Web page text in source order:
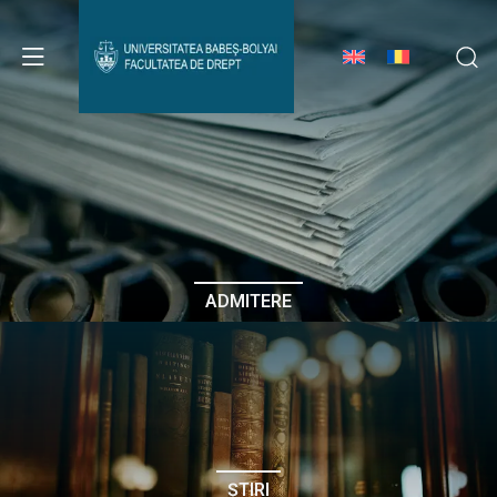
Avizier Studenți
Studii
Admitere
Erasmus & Internațional
Despre Facultate
ADMITERE
ȘTIRI